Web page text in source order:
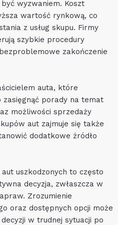
wyzwaniem. Koszt
wartość rynkową, co
z usług skupu. Firmy
szybkie procedury
zakończenie
auta, które
zasięgnąć porady na temat
możliwości sprzedaży
aut zajmuje się także
dodatkowe źródło
uszkodzonych to często
decyzja, zwłaszcza w
Zrozumienie
oraz dostępnych opcji może
w trudnej sytuacji po